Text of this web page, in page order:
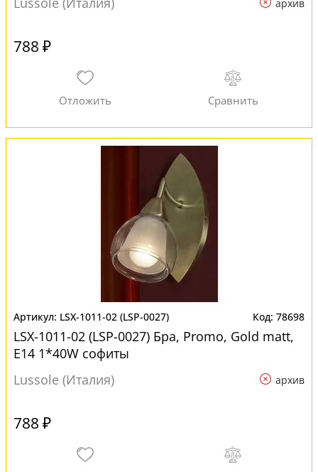
архив
788 ₽
LSX-1011-02 (LSP-0027) 78698
LSX-1011-02 (LSP-0027) Бра, Promo, Gold matt,
E14 1*40W софиты
Lussole (Италия)
архив
788 ₽